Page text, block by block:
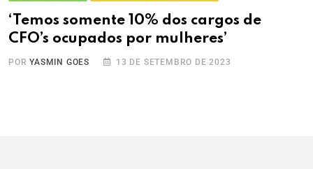
‘Temos somente 10% dos cargos de
CFO’s ocupados por mulheres’
PORYASMIN GOES 13 DE SETEMBRO DE 2023